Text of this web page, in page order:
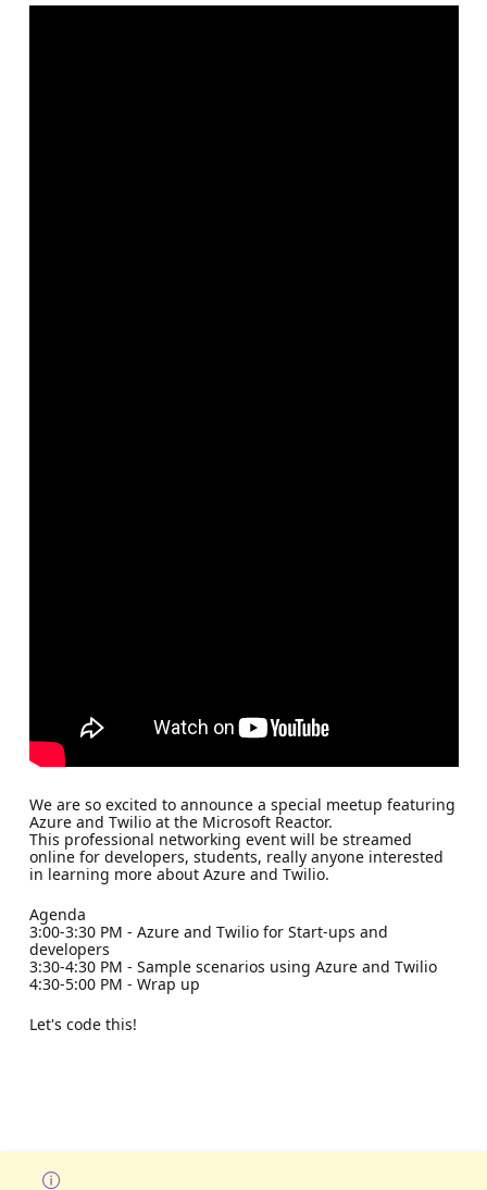
We are so excited to announce a special meetup featuring
Azure and Twilio at the Microsoft Reactor.
This professional networking event will be streamed
online for developers, students, really anyone interested
in learning more about Azure and Twilio.
Agenda
3:00-3:30 PM - Azure and Twilio for Start-ups and
developers
3:30-4:30 PM - Sample scenarios using Azure and Twilio
4:30-5:00 PM - Wrap up
Let's code this!